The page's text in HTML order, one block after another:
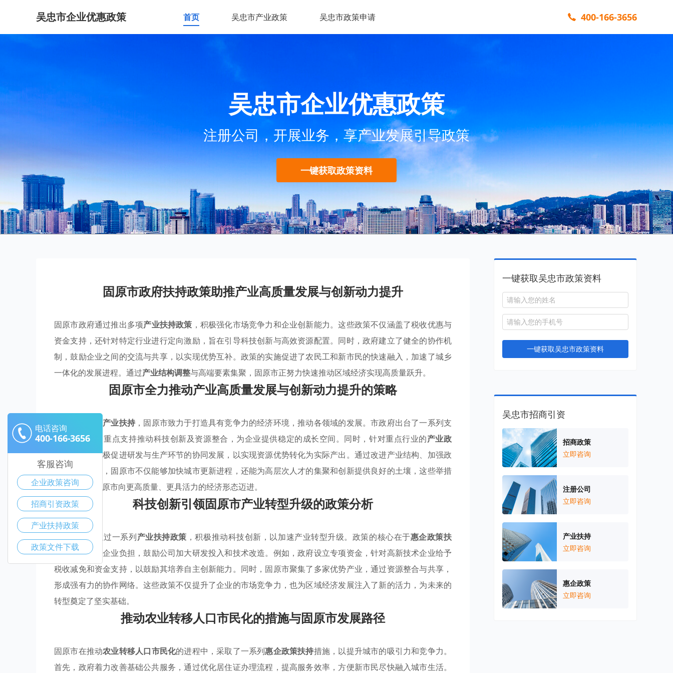
吴忠市企业优惠政策 首页 吴忠市产业政策 吴忠市政策申请 400-166-3656
吴忠市企业优惠政策
注册公司，开展业务，享产业发展引导政策
一键获取政策资料
固原市政府扶持政策助推产业高质量发展与创新动力提升
固原市政府通过推出多项产业扶持政策 ，积极强化市场竞争力和企业创新能力。这些政策不仅涵盖了税收优惠与
资金支持，还针对特定行业进行定向激励，旨在引导科技创新与高效资源配置。同时，政府建立了健全的协作机
制，鼓励企业之间的交流与共享，以实现优势互补。政策的实施促进了农民工和新市民的快速融入，加速了城乡
一体化的发展进程。通过产业结构调整与高端要素集聚，固原市正努力快速推动区域经济实现高质量跃升。
固原市全力推动产业高质量发展与创新动力提升的策略
通过多样化的 产业扶持 ，固原市致力于打造具有竞争力的经济环境，推动各领域的发展。市政府出台了一系列支
持优惠政策 ，重点支持推动科技创新及资源整合，为企业提供稳定的成长空间。同时，针对重点行业的产业政
策，固原市积极促进研发与生产环节的协同发展，以实现资源优势转化为实际产出。通过改进产业结构、加强政
策引导与服务，固原市不仅能够加快城市更新进程，还能为高层次人才的集聚和创新提供良好的土壤，这些举措
将共同助推固原市向更高质量、更具活力的经济形态迈进。
科技创新引领固原市产业转型升级的政策分析
固原市政府通过一系列产业扶持政策 ，积极推动科技创新，以加速产业转型升级。政策的核心在于惠企政策扶
持，旨在降低企业负担，鼓励公司加大研发投入和技术改造。例如，政府设立专项资金，针对高新技术企业给予
税收减免和资金支持，以鼓励其培养自主创新能力。同时，固原市聚集了多家优势产业，通过资源整合与共享，
形成强有力的协作网络。这些政策不仅提升了企业的市场竞争力，也为区域经济发展注入了新的活力，为未来的
转型奠定了坚实基础。
推动农业转移人口市民化的措施与固原市发展路径
固原市在推动农业转移人口市民化的进程中，采取了一系列惠企政策扶持措施，以提升城市的吸引力和竞争力。
首先，政府着力改善基础公共服务，通过优化居住证办理流程，提高服务效率，方便新市民尽快融入城市生活。
一键获取吴忠市政策资料
一键获取吴忠市政策资料
吴忠市招商引资
招商政策
立即咨询
注册公司
立即咨询
产业扶持
立即咨询
惠企政策
立即咨询
电话咨询
400-166-3656
客服咨询
企业政策咨询
招商引资政策
产业扶持政策
政策文件下载